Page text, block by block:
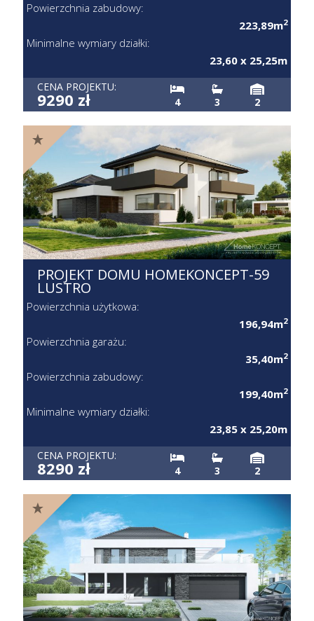
Powierzchnia zabudowy:
223,89m2
Minimalne wymiary działki:
23,60 x 25,25m
CENA PROJEKTU:
9290 zł 4 3 2
PROJEKT DOMU HOMEKONCEPT-59
LUSTRO
Powierzchnia użytkowa:
196,94m2
Powierzchnia garażu:
35,40m2
Powierzchnia zabudowy:
199,40m2
Minimalne wymiary działki:
23,85 x 25,20m
CENA PROJEKTU:
8290 zł 4 3 2